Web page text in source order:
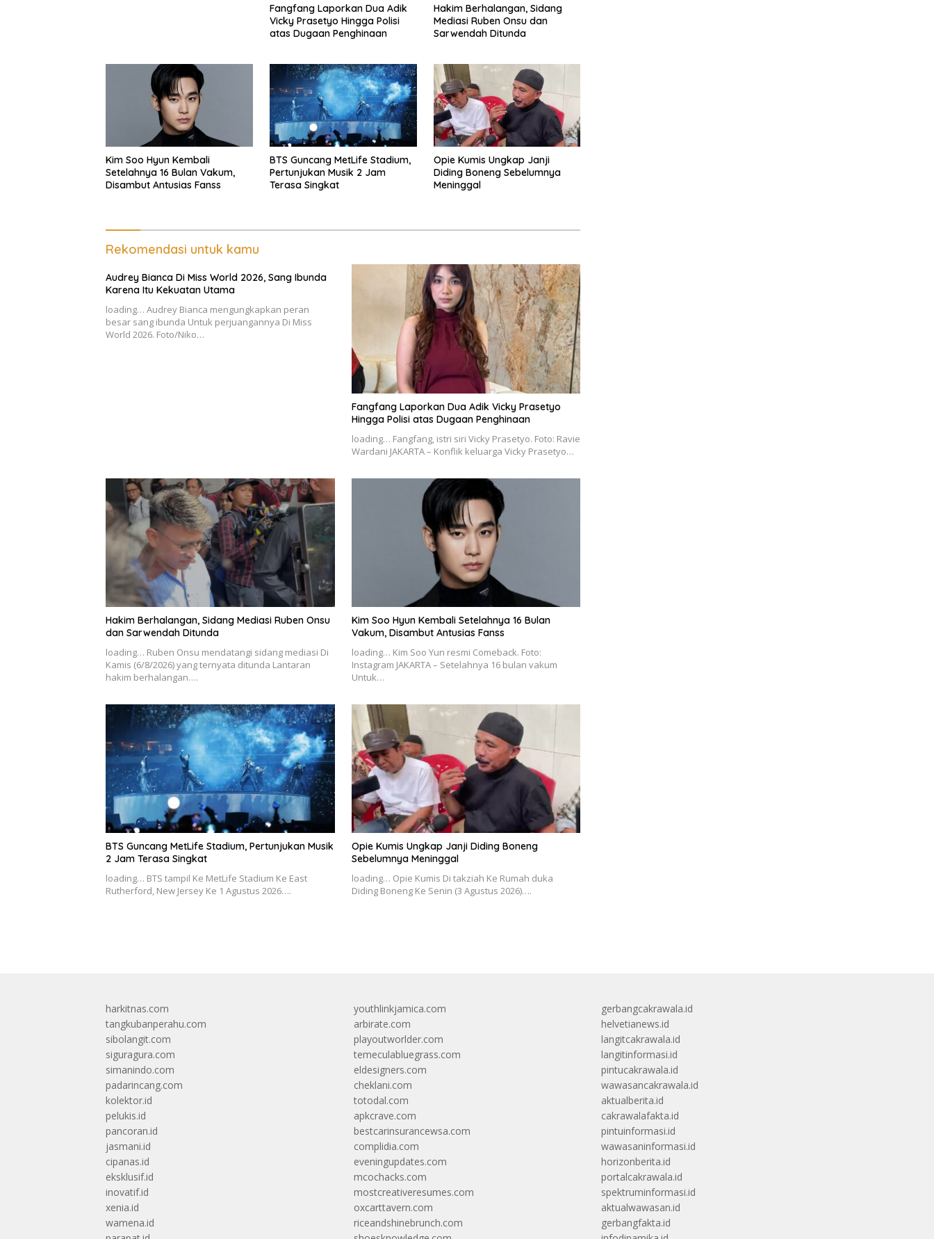
Fangfang Laporkan Dua Adik
Vicky Prasetyo Hingga Polisi
atas Dugaan Penghinaan
Hakim Berhalangan, Sidang
Mediasi Ruben Onsu dan
Sarwendah Ditunda
Kim Soo Hyun Kembali
Setelahnya 16 Bulan Vakum,
Disambut Antusias Fanss
BTS Guncang MetLife Stadium,
Pertunjukan Musik 2 Jam
Terasa Singkat
Opie Kumis Ungkap Janji
Diding Boneng Sebelumnya
Meninggal
Rekomendasi untuk kamu
Audrey Bianca Di Miss World 2026, Sang Ibunda
Karena Itu Kekuatan Utama
loading… Audrey Bianca mengungkapkan peran
besar sang ibunda Untuk perjuangannya Di Miss
World 2026. Foto/Niko…
Fangfang Laporkan Dua Adik Vicky Prasetyo
Hingga Polisi atas Dugaan Penghinaan
loading… Fangfang, istri siri Vicky Prasetyo. Foto: Ravie
Wardani JAKARTA – Konflik keluarga Vicky Prasetyo…
Hakim Berhalangan, Sidang Mediasi Ruben Onsu
dan Sarwendah Ditunda
loading… Ruben Onsu mendatangi sidang mediasi Di
Kamis (6/8/2026) yang ternyata ditunda Lantaran
hakim berhalangan….
Kim Soo Hyun Kembali Setelahnya 16 Bulan
Vakum, Disambut Antusias Fanss
loading… Kim Soo Yun resmi Comeback. Foto:
Instagram JAKARTA – Setelahnya 16 bulan vakum
Untuk…
BTS Guncang MetLife Stadium, Pertunjukan Musik
2 Jam Terasa Singkat
loading… BTS tampil Ke MetLife Stadium Ke East
Rutherford, New Jersey Ke 1 Agustus 2026….
Opie Kumis Ungkap Janji Diding Boneng
Sebelumnya Meninggal
loading… Opie Kumis Di takziah Ke Rumah duka
Diding Boneng Ke Senin (3 Agustus 2026)….
harkitnas.com
tangkubanperahu.com
sibolangit.com
siguragura.com
simanindo.com
padarincang.com
kolektor.id
pelukis.id
pancoran.id
jasmani.id
cipanas.id
eksklusif.id
inovatif.id
xenia.id
wamena.id
youthlinkjamica.com
arbirate.com
playoutworlder.com
temeculabluegrass.com
eldesigners.com
cheklani.com
totodal.com
apkcrave.com
bestcarinsurancewsa.com
complidia.com
eveningupdates.com
mcochacks.com
mostcreativeresumes.com
oxcarttavern.com
riceandshinebrunch.com
gerbangcakrawala.id
helvetianews.id
langitcakrawala.id
langitinformasi.id
pintucakrawala.id
wawasancakrawala.id
aktualberita.id
cakrawalafakta.id
pintuinformasi.id
wawasaninformasi.id
horizonberita.id
portalcakrawala.id
spektruminformasi.id
aktualwawasan.id
gerbangfakta.id